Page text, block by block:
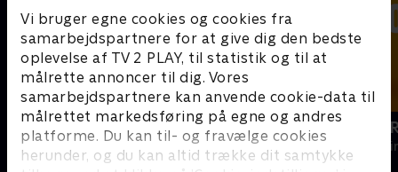
Vi bruger egne cookies og cookies fra
samarbejdspartnere for at give dig den bedste
oplevelse af TV 2 PLAY, til statistik og til at
målrette annoncer til dig. Vores
samarbejdspartnere kan anvende cookie-data til
målrettet markedsføring på egne og andres
platforme. Du kan til- og fravælge cookies
herunder, og du kan altid trække dit samtykke
Mord på Mallorca
Krimi & Spænding • 2 sæsoner
Hudson og
Krimi &